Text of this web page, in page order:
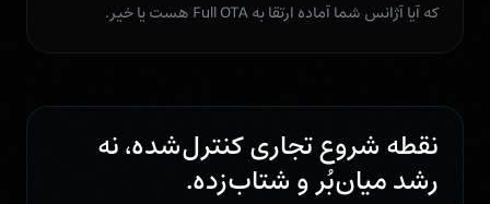
که آیا آژانس شما آماده ارتقا به Full OTA هست یا خیر.
نقطه شروع تجاری کنترل‌شده، نه
رشد میان‌بُر و شتاب‌زده.